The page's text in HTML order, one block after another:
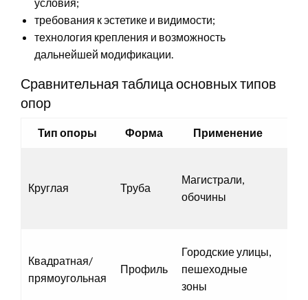
требования к эстетике и видимости;
технология крепления и возможность
дальнейшей модификации.
Сравнительная таблица основных типов
опор
Тип опоры Форма Применение
Круглая Труба
Магистрали,
обочины
Квадратная/
прямоугольная
Профиль
Городские улицы,
пешеходные
зоны